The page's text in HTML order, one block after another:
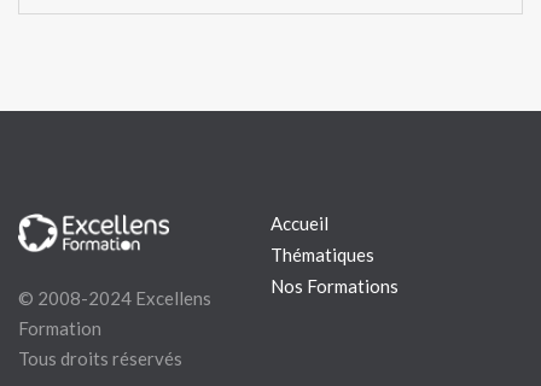
© 2008-2024 Excellens
Formation
Tous droits réservés
Accueil
Thématiques
Nos Formations